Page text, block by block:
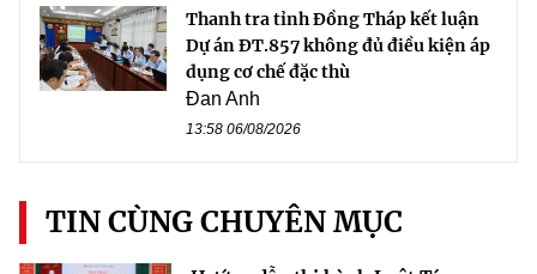
Thanh tra tỉnh Đồng Tháp kết luận
Dự án ĐT.857 không đủ điều kiện áp
dụng cơ chế đặc thù
Đan Anh
13:58 06/08/2026
TIN CÙNG CHUYÊN MỤC